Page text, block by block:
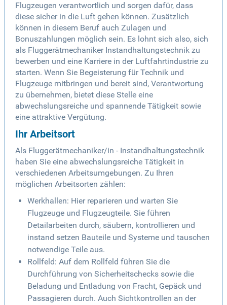
Flugzeugen verantwortlich und sorgen dafür, dass
diese sicher in die Luft gehen können. Zusätzlich
können in diesem Beruf auch Zulagen und
Bonuszahlungen möglich sein. Es lohnt sich also, sich
als Fluggerätmechaniker Instandhaltungstechnik zu
bewerben und eine Karriere in der Luftfahrtindustrie zu
starten. Wenn Sie Begeisterung für Technik und
Flugzeuge mitbringen und bereit sind, Verantwortung
zu übernehmen, bietet diese Stelle eine
abwechslungsreiche und spannende Tätigkeit sowie
eine attraktive Vergütung.
Ihr Arbeitsort
Als Fluggerätmechaniker/in - Instandhaltungstechnik
haben Sie eine abwechslungsreiche Tätigkeit in
verschiedenen Arbeitsumgebungen. Zu Ihren
möglichen Arbeitsorten zählen:
Werkhallen: Hier reparieren und warten Sie
Flugzeuge und Flugzeugteile. Sie führen
Detailarbeiten durch, säubern, kontrollieren und
instand setzen Bauteile und Systeme und tauschen
notwendige Teile aus.
Rollfeld: Auf dem Rollfeld führen Sie die
Durchführung von Sicherheitschecks sowie die
Beladung und Entladung von Fracht, Gepäck und
Passagieren durch. Auch Sichtkontrollen an der